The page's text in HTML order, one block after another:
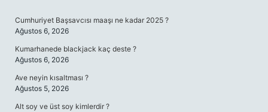
Cumhuriyet Başsavcısı maaşı ne kadar 2025 ?
Ağustos 6, 2026
Kumarhanede blackjack kaç deste ?
Ağustos 6, 2026
Ave neyin kısaltması ?
Ağustos 5, 2026
Alt soy ve üst soy kimlerdir ?